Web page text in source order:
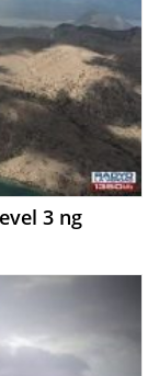
3 ng